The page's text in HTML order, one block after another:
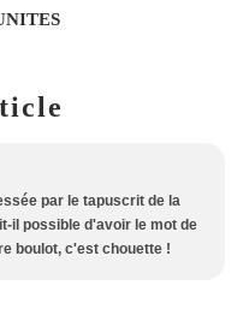
par le tapuscrit de la
il possible d'avoir le mot de
boulot, c'est chouette !